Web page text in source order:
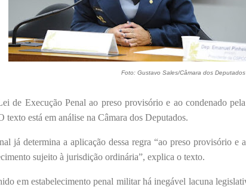
Foto: Gustavo Sales/Câmara dos Deputados
de Execução Penal ao preso provisório e ao condenado
texto está em análise na Câmara dos Deputados.
já determina a aplicação dessa regra “ao preso provisório e
sujeito à jurisdição ordinária”, explica o texto.
em estabelecimento penal militar há inegável lacuna